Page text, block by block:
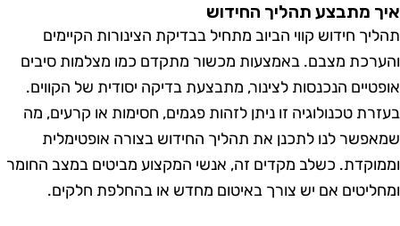
מתבצע תהליך החידוש
חידוש קווי הביוב מתחיל בבדיקת הצינורות הקיימים
מצבם. באמצעות מכשור מתקדם כמו מצלמות סיבים
הנכנסות לצינור, מתבצעת בדיקה יסודית של הקווים.
טכנולוגיה זו ניתן לזהות פגמים, חסימות או קרעים, מה
לנו לתכנן את תהליך החידוש בצורה אופטימלית
כשלב מקדים זה, אנשי המקצוע מביטים במצב החומר
אם יש צורך באיטום מחדש או בהחלפת חלקים.